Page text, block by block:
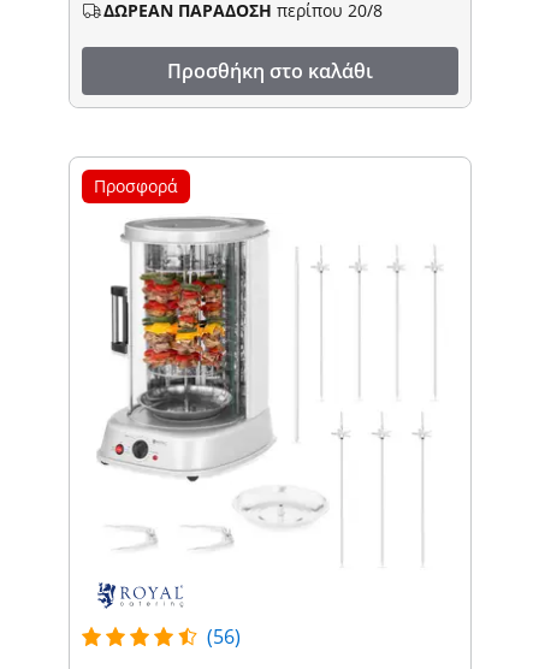
ΔΩΡΕΑΝ ΠΑΡΑΔΟΣΗ περίπου 20/8
Προσθήκη στο καλάθι
Προσφορά
(56)